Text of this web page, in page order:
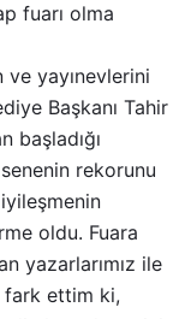
fuarı olma
ve yayınevlerini
Başkanı Tahir
başladığı
rekorunu
oldu. Fuara
yazarlarımız ile
fark ettim ki,